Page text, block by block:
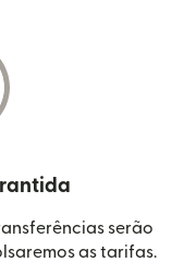
serão
as tarifas.